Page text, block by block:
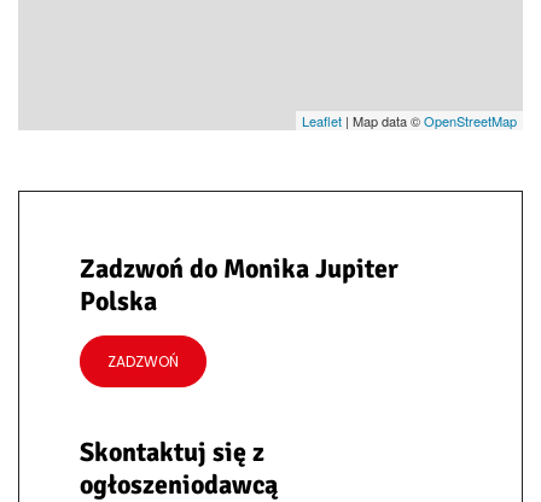
Leaflet | Map data ©OpenStreetMap
Zadzwoń do Monika Jupiter
Polska
ZADZWOŃ
Skontaktuj się z
ogłoszeniodawcą